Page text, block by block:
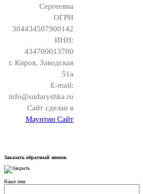
Сергеевна
ОГРН
304434507900142
ИНН:
434700013700
г. Киров, Заводская
51а
E-mail:
info@sudaryshka.ru
Сайт сделан в
Маунтин Сайт
Заказать обратный звонок
Ваше имя